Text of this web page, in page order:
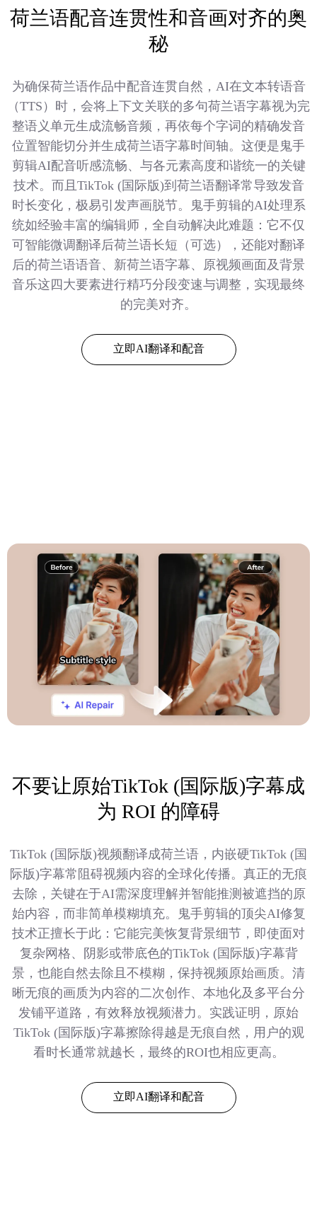
荷兰语配音连贯性和音画对齐的奥
秘
为确保荷兰语作品中配音连贯自然，AI在文本转语音
（TTS）时，会将上下文关联的多句荷兰语字幕视为完
整语义单元生成流畅音频，再依每个字词的精确发音
位置智能切分并生成荷兰语字幕时间轴。这便是鬼手
剪辑AI配音听感流畅、与各元素高度和谐统一的关键
技术。而且TikTok (国际版)到荷兰语翻译常导致发音
时长变化，极易引发声画脱节。鬼手剪辑的AI处理系
统如经验丰富的编辑师，全自动解决此难题：它不仅
可智能微调翻译后荷兰语长短（可选），还能对翻译
后的荷兰语语音、新荷兰语字幕、原视频画面及背景
音乐这四大要素进行精巧分段变速与调整，实现最终
的完美对齐。
立即AI翻译和配音
不要让原始TikTok (国际版)字幕成
为 ROI 的障碍
TikTok (国际版)视频翻译成荷兰语，内嵌硬TikTok (国
际版)字幕常阻碍视频内容的全球化传播。真正的无痕
去除，关键在于AI需深度理解并智能推测被遮挡的原
始内容，而非简单模糊填充。鬼手剪辑的顶尖AI修复
技术正擅长于此：它能完美恢复背景细节，即使面对
复杂网格、阴影或带底色的TikTok (国际版)字幕背
景，也能自然去除且不模糊，保持视频原始画质。清
晰无痕的画质为内容的二次创作、本地化及多平台分
发铺平道路，有效释放视频潜力。实践证明，原始
TikTok (国际版)字幕擦除得越是无痕自然，用户的观
看时长通常就越长，最终的ROI也相应更高。
立即AI翻译和配音